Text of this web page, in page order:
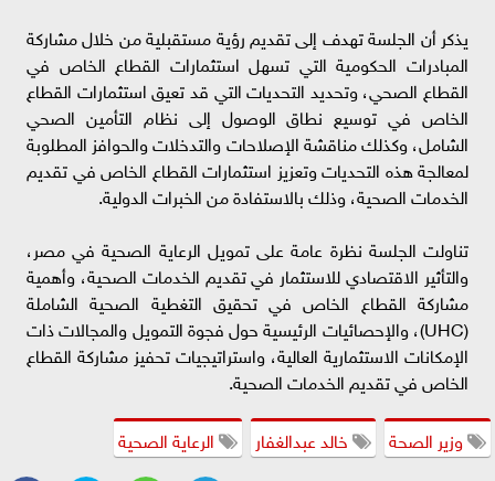
يذكر أن الجلسة تهدف إلى تقديم رؤية مستقبلية من خلال مشاركة
المبادرات الحكومية التي تسهل استثمارات القطاع الخاص في
القطاع الصحي، وتحديد التحديات التي قد تعيق استثمارات القطاع
الخاص في توسيع نطاق الوصول إلى نظام التأمين الصحي
الشامل، وكذلك مناقشة الإصلاحات والتدخلات والحوافز المطلوبة
لمعالجة هذه التحديات وتعزيز استثمارات القطاع الخاص في تقديم
الخدمات الصحية، وذلك بالاستفادة من الخبرات الدولية.
تناولت الجلسة نظرة عامة على تمويل الرعاية الصحية في مصر،
والتأثير الاقتصادي للاستثمار في تقديم الخدمات الصحية، وأهمية
مشاركة القطاع الخاص في تحقيق التغطية الصحية الشاملة
(UHC)، والإحصائيات الرئيسية حول فجوة التمويل والمجالات ذات
الإمكانات الاستثمارية العالية، واستراتيجيات تحفيز مشاركة القطاع
الخاص في تقديم الخدمات الصحية.
وزير الصحة
خالد عبدالغفار الرعاية الصحية